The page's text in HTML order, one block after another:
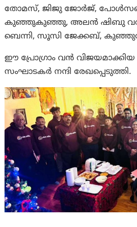
തോമസ്, ജിജു ജോർജ്,
കുഞ്ഞുകുഞ്ഞു, അലൻ ഷിബു
ബെന്നി, സൂസി ജേക്കബ്,
ഈ പ്രോഗ്രാം വൻ വിജയമാക്കിയ
സംഘാടകർ നന്ദി രേഖപ്പെടുത്തി.